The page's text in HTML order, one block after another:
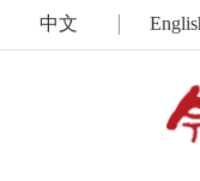
中文